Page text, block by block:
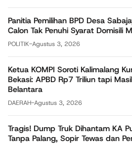
Panitia Pemilihan BPD Desa
Calon Tak Penuhi Syarat Domisili
POLITIK-Agustus 3, 2026
Ketua KOMPI Soroti Kalimalang
Bekasi: APBD Rp7 Triliun tapi
Belantara
DAERAH-Agustus 3, 2026
Tragis! Dump Truk Dihantam KA
Tanpa Palang, Sopir Tewas dan